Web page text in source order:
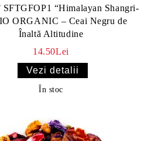
SFTGFOP1 “Himalayan Shangri-
ORGANIC – Ceai Negru de
Înaltă Altitudine
14.50Lei
Vezi detalii
În stoc